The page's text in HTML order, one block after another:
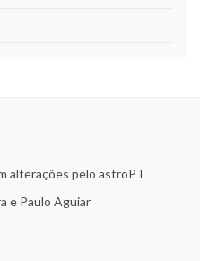
alterações pelo astroPT
e Paulo Aguiar